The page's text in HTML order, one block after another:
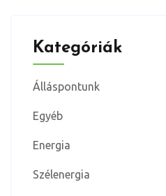
Kategóriák
Álláspontunk
Egyéb
Energia
Szélenergia